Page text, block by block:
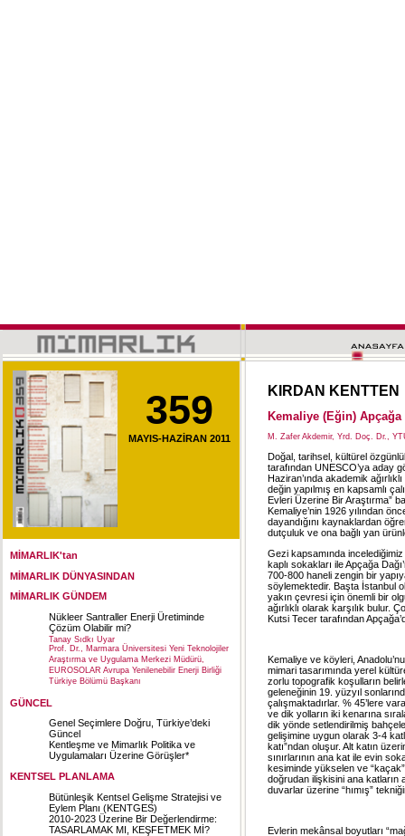
359
MAYIS-HAZİRAN 2011
MİMARLIK'tan
MİMARLIK DÜNYASINDAN
MİMARLIK GÜNDEM
Nükleer Santraller Enerji Üretiminde
Çözüm Olabilir mi?
Tanay Sıdkı Uyar
Prof. Dr., Marmara Üniversitesi Yeni Teknolojiler
Araştırma ve Uygulama Merkezi Müdürü,
EUROSOLAR Avrupa Yenilenebilir Enerji Birliği
Türkiye Bölümü Başkanı
GÜNCEL
Genel Seçimlere Doğru, Türkiye’deki
Güncel
Kentleşme ve Mimarlık Politika ve
Uygulamaları Üzerine Görüşler*
KENTSEL PLANLAMA
Bütünleşik Kentsel Gelişme Stratejisi ve
Eylem Planı (KENTGES)
2010-2023 Üzerine Bir Değerlendirme:
TASARLAMAK MI, KEŞFETMEK Mİ?
KIRDAN KENTTEN
Kemaliye (Eğin) Apçağa
M. Zafer Akdemir, Yrd. Doç. Dr.,
Doğal, tarihsel, kültürel
tarafından UNESCO’ya aday
Haziran’ında akademik
değin yapılmış en kapsamlı
Evleri Üzerine Bir Araştırma”
Kemaliye’nin 1926 yılından
dayandığını kaynaklardan
dutçuluk ve ona bağlı yan
Gezi kapsamında
kaplı sokakları ile Apçağa
700-800 haneli zengin bir
söylemektedir. Başta İstanbul
yakın çevresi için önemli bir
ağırlıklı olarak karşılık bulur.
Kutsi Tecer tarafından
Kemaliye ve köyleri,
mimari tasarımında yerel
zorlu topografik koşulların
geleneğinin 19. yüzyıl
çalışmaktadırlar. % 45’lere
ve dik yolların iki kenarına
dik yönde setlendirilmiş
gelişimine uygun olarak 3-4
katı”ndan oluşur. Alt katın
sınırlarının ana kat ile evin
kesiminde yükselen ve
doğrudan ilişkisini ana katların
duvarlar üzerine “hımış”
Evlerin mekânsal boyutları